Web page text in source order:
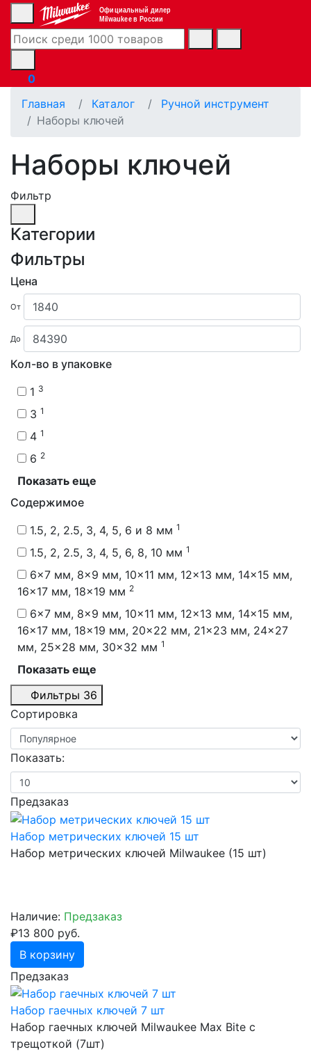
Официальный дилер
Milwaukee в России
0
Главная
Каталог
Ручной инструмент
Наборы ключей
Наборы ключей
Фильтр
Категории
Фильтры
Цена
От
До
Кол-во в упаковке
1 3
3 1
4 1
6 2
Показать еще
Содержимое
1.5, 2, 2.5, 3, 4, 5, 6 и 8 мм 1
1.5, 2, 2.5, 3, 4, 5, 6, 8, 10 мм 1
6x7 мм, 8x9 мм, 10x11 мм, 12x13 мм, 14x15 мм,
16x17 мм, 18x19 мм 2
6x7 мм, 8x9 мм, 10x11 мм, 12x13 мм, 14x15 мм,
16x17 мм, 18x19 мм, 20x22 мм, 21x23 мм, 24x27
мм, 25x28 мм, 30x32 мм 1
Показать еще
Фильтры 36
Сортировка
Показать:
Предзаказ
Набор метрических ключей 15 шт
Набор метрических ключей Milwaukee (15 шт)
Наличие: Предзаказ
₽13 800 руб.
В корзину
Предзаказ
Набор гаечных ключей 7 шт
Набор гаечных ключей Milwaukee Max Bite с
трещоткой (7шт)